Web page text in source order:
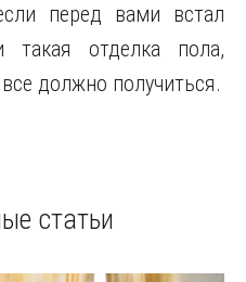
перед вами встал
такая отделка пола,
должно получиться.
статьи